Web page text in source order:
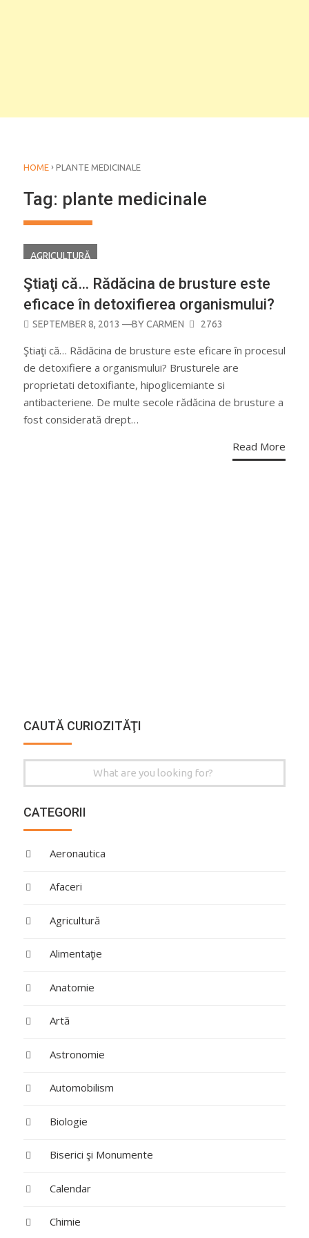
HOME › PLANTE MEDICINALE
Tag: plante medicinale
AGRICULTURĂ
Ştiaţi că… Rădăcina de brusture este
eficace în detoxifierea organismului?
POSTED
SEPTEMBER 8, 2013 —BYCARMEN 2763
Ştiaţi că… Rădăcina de brusture este eficare în procesul
de detoxifiere a organismului? Brusturele are
proprietati detoxifiante, hipoglicemiante si
antibacteriene. De multe secole rădăcina de brusture a
fost considerată drept…
Read More
CAUTĂ CURIOZITĂŢI
for:
CATEGORII
Aeronautica
Afaceri
Agricultură
Alimentaţie
Anatomie
Artă
Astronomie
Automobilism
Biologie
Biserici şi Monumente
Calendar
Chimie